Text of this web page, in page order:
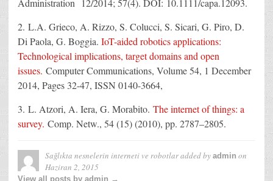
Administration 12/2014; 57(4). DOI: 10.1111/capa.12093.
2. L.A. Grieco, A. Rizzo, S. Colucci, S. Sicari, G. Piro, D.
Di Paola, G. Boggia. IoT-aided robotics applications:
Technological implications, target domains and open
issues. Computer Communications, Volume 54, 1 December
2014, Pages 32-47, ISSN 0140-3664,
3. L. Atzori, A. Iera, G. Morabito. The internet of things: a
survey. Comp. Netw., 54 (15) (2010), pp. 2787–2805.
Sağlıkta nesnelerin interneti ve robotlaradded by admin on
Haziran 2, 2015
View all posts by admin →